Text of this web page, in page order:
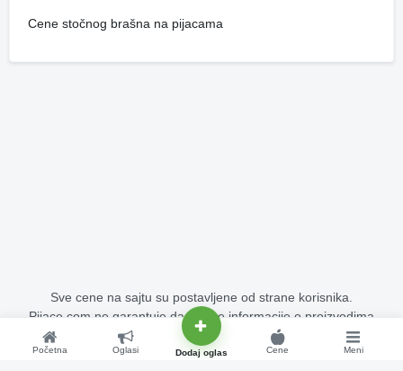
Cene stočnog brašna na pijacama
Sve cene na sajtu su postavljene od strane korisnika.
Pijace.com ne garantuje da su sve informacije o proizvodima
potpuno tačne i bez grešaka.
Copyright © 2015 - 2026 Pijace.com Sva prava su zadržana.
Početna Oglasi Dodaj oglas Cene Meni